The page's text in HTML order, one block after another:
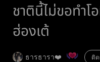
ชาตินี้ไม่ขอทำ
ฮ่องเต้
ธารธารา❤️ ติ